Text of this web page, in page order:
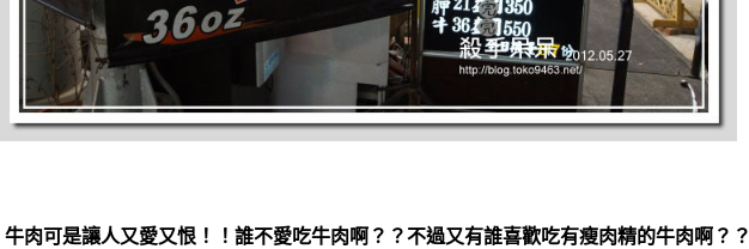
牛肉可是讓人又愛又恨！！誰不愛吃牛肉啊？？不過又有誰喜歡吃有瘦肉精的牛肉啊？？